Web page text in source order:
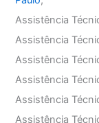
Assistência
Assistência
Assistência
Assistência
Assistência
Assistência